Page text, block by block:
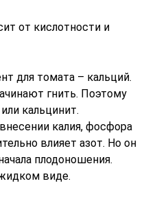
от кислотности и
для томата – кальций.
гнить. Поэтому
кальцинит.
калия, фосфора
влияет азот. Но он
плодоношения.
виде.